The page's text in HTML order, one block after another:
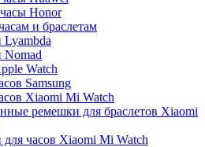
Honor
и браслетам
Watch
Samsung
Xiaomi Mi Watch
ремешки для браслетов Xiaomi
часов Xiaomi Mi Watch